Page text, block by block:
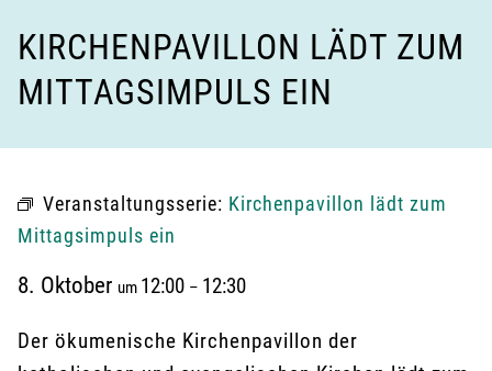
KIRCHENPAVILLON LÄDT ZUM
MITTAGSIMPULS EIN
Veranstaltungsserie: Kirchenpavillon lädt zum
Mittagsimpuls ein
8. Oktober um 12:00 – 12:30
Der ökumenische Kirchenpavillon der